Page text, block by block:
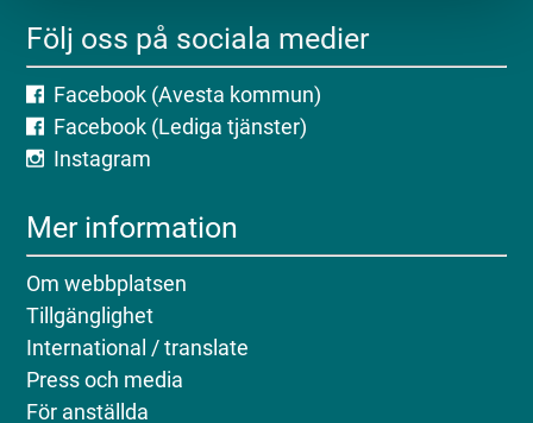
Följ oss på sociala medier
Facebook (Avesta kommun)
Facebook (Lediga tjänster)
Instagram
Mer information
Om webbplatsen
Tillgänglighet
International / translate
Press och media
För anställda